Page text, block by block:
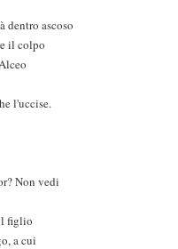
il colpo
l'uccise.
vedi
figlio
a cui